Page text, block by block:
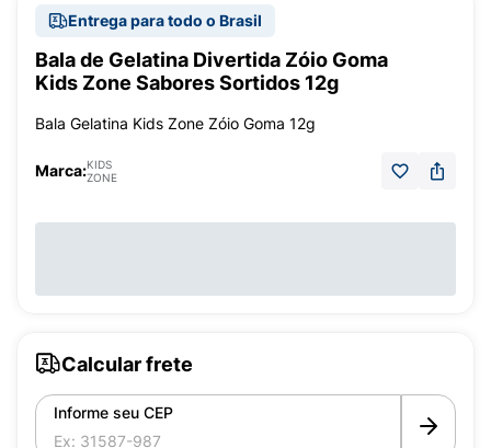
Entrega para todo o Brasil
Bala de Gelatina Divertida Zóio Goma
Kids Zone Sabores Sortidos 12g
Bala Gelatina Kids Zone Zóio Goma 12g
Marca:KIDS
ZONE
Calcular frete
Informe seu CEP